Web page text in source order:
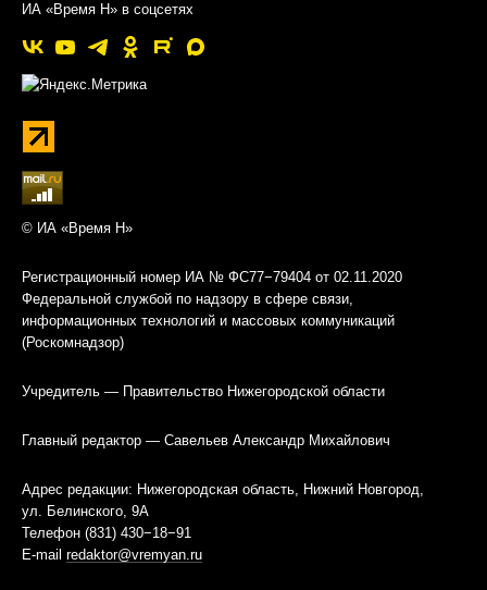
ИА «Время Н» в соцсетях
© ИА «Время Н»
Регистрационный номер ИА № ФС77−79404 от 02.11.2020
Федеральной службой по надзору в сфере связи,
информационных технологий и массовых коммуникаций
(Роскомнадзор)
Учредитель — Правительство Нижегородской области
Главный редактор — Савельев Александр Михайлович
Адрес редакции: Нижегородская область, Нижний Новгород,
ул. Белинского, 9А
Телефон (831) 430−18−91
E-mail redaktor@vremyan.ru